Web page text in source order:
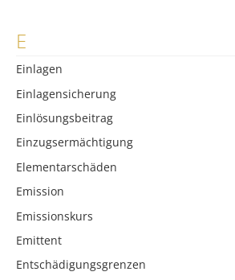
E
Einlagen
Einlagensicherung
Einlösungsbeitrag
Einzugsermächtigung
Elementarschäden
Emission
Emissionskurs
Emittent
Entschädigungsgrenzen